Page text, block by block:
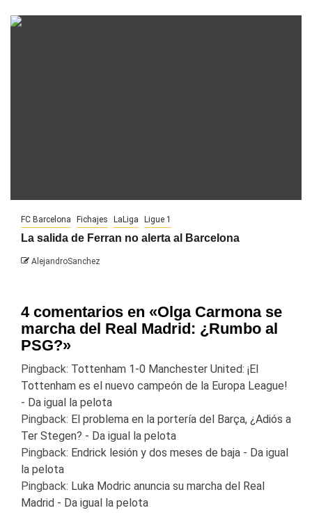
FC Barcelona Fichajes LaLiga Ligue 1
La salida de Ferran no alerta al Barcelona
AlejandroSanchez
4 comentarios en «Olga Carmona se
marcha del Real Madrid: ¿Rumbo al
PSG?»
Pingback: Tottenham 1-0 Manchester United: ¡El
Tottenham es el nuevo campeón de la Europa League!
- Da igual la pelota
Pingback: El problema en la portería del Barça, ¿Adiós a
Ter Stegen? - Da igual la pelota
Pingback: Endrick lesión y dos meses de baja - Da igual
la pelota
Pingback: Luka Modric anuncia su marcha del Real
Madrid - Da igual la pelota